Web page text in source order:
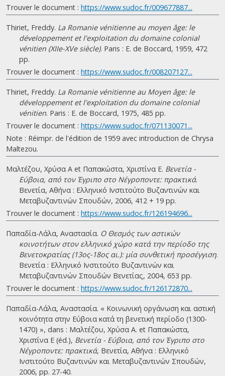
Trouver le document : https://www.sudoc.fr/009677887...
Thiriet, Freddy. La Romanie vénitienne au moyen âge: le
développement et l'exploitation du domaine colonial
vénitien (XIIe-XVe siècle). Paris : E. de Boccard, 1959, 472
pp.
Trouver le document : https://www.sudoc.fr/008207127...
Thiriet, Freddy. La Romanie vénitienne au Moyen âge: le
développement et l'exploitation du domaine colonial
vénitien. Paris : E. de Boccard, 1975, 485 pp.
Trouver le document : https://www.sudoc.fr/071130071...
Note : Réimpr. de l'édition de 1959 avec introduction de Chrysa
Maltezou.
Μαλτέζου, Χρύσα Α et Παπακώστα, Χριστίνα Ε. Βενετία -
Εύβοια, από τον Έγριπο στο Νέγροποντε: πρακτικά.
Βενετία, Αθήνα : Ελληνικό Ινστιτούτο Βυζαντινών και
Μεταβυζαντινών Σπουδών, 2006, 412 + 19 pp.
Trouver le document : https://www.sudoc.fr/126194696...
Παπαδία-Λάλα, Αναστασία. Ο Θεσμός των αστικών
κοινοτήτων στον ελληνικό χώρο κατά την περίοδο της
Βενετοκρατίας (13ος-18ος αι.): μία συνθετική προσέγγιση.
Βενετία : Ελληνικό Ινστιτούτο Βυζαντινών και
Μεταβυζαντινών Σπουδών Βενετίας, 2004, 653 pp.
Trouver le document : https://www.sudoc.fr/126172870...
Παπαδία-Λάλα, Αναστασία. « Κοινωνική οργάνωση και αστική
κοινότητα στην Εύβοια κατά τη βενετική περίοδο (1300-
1470) », dans : Μαλτέζου, Χρύσα Α. et Παπακώστα,
Χριστίνα Ε (éd.), Βενετία - Εύβοια, από τον Έγριπο στο
Νέγροποντε: πρακτικά, Βενετία, Αθήνα : Ελληνικό
Ινστιτούτο Βυζαντινών και Μεταβυζαντινών Σπουδών,
2006, pp. 27-40.